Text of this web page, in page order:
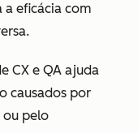
a eficácia com
CX e QA ajuda
causados por
ou pelo